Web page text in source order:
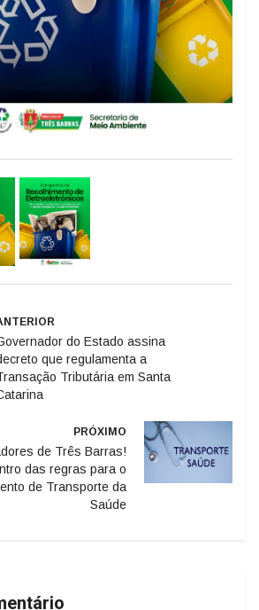
do Estado assina
que regulamenta a
Tributária em Santa
PRÓXIMO
de Três Barras!
das regras para o
de Transporte da
Saúde